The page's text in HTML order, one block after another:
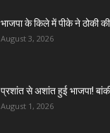
भाजपा के किले में पीके ने ठोकी
August 3, 2026
प्रशांत से अशांत हुई भाजपा!
August 1, 2026